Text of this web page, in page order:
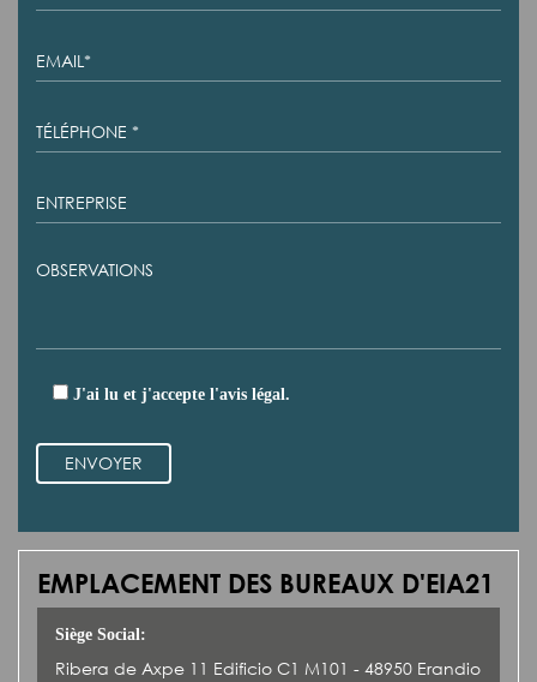
J'ai lu et j'accepte l'avis légal.
ENVOYER
EMPLACEMENT DES BUREAUX D'EIA21
Siège Social:
Ribera de Axpe 11 Edificio C1 M101 - 48950 Erandio